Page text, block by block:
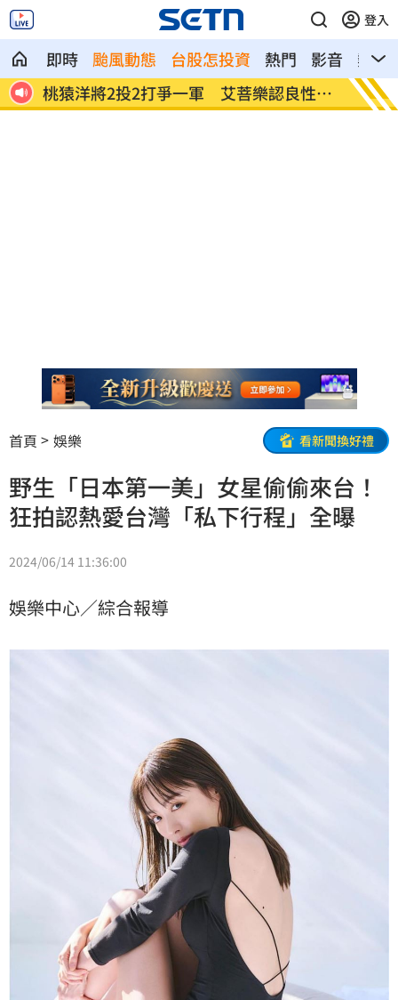
登入
即時 颱風動態 台股怎投資 熱門 影音
熱搜
2
桃猿洋將2投2打爭一軍 艾菩樂認良性競
爭
華邦
首頁 娛樂 看新聞換好禮
野生「日本第一美」女星偷偷來台！
狂拍認熱愛台灣「私下行程」全曝
2024/06/14 11:36:00
娛樂中心／綜合報導